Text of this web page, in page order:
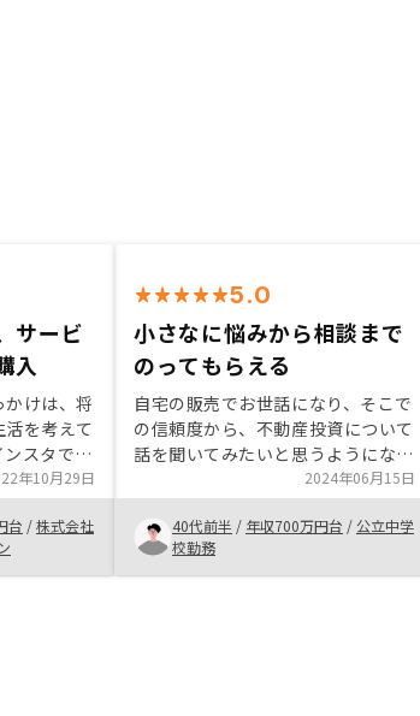
サービ
入
けは、将
を考えて
スタでの
だのがきっ
て、納得
購入する事
年10月29日
台 /株式会社
5.0
小さなに悩みから相談まで
のってもらえる
自宅の販売でお世話になり、そこで
の信頼度から、不動産投資について
話を聞いてみたいと思うようになっ
た。他の投資はいろいろなものをや
っていたので、説明を聞いて手を出
してみてもいいかなと納得したので
購入を決めた。今回は２件目で余剰
資金ができたのでお願いすることに
2024年06月15日
40代前半 / 年収700万円台 / 公立中学
校勤務